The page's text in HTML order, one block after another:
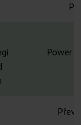
Power